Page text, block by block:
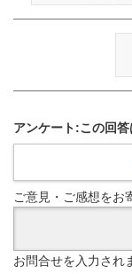
アンケート:この回
ご意見・ご感想をお
お問合せを入力され